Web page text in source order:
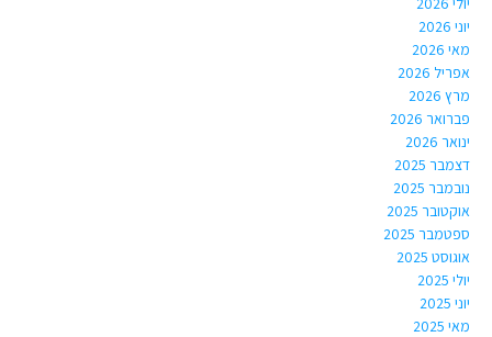
יוני 2026
מאי 2026
אפריל 2026
מרץ 2026
פברואר 2026
ינואר 2026
דצמבר 2025
נובמבר 2025
אוקטובר 2025
ספטמבר 2025
אוגוסט 2025
יולי 2025
יוני 2025
מאי 2025